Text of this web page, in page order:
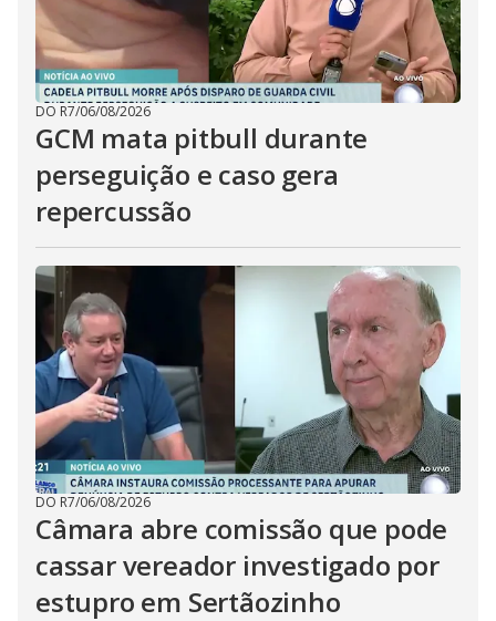
DO R7/06/08/2026
GCM mata pitbull durante
perseguição e caso gera
repercussão
DO R7/06/08/2026
Câmara abre comissão que pode
cassar vereador investigado por
estupro em Sertãozinho